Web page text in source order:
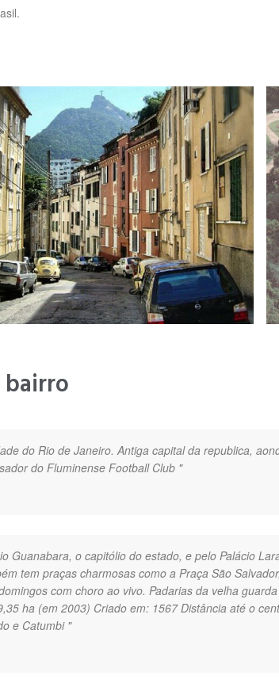
bairro
do Rio de Janeiro. Antiga capital da republica,
do Fluminense Football Club "
Guanabara, o capitólio do estado, e pelo Palácio
tem praças charmosas como a Praça São
com choro ao vivo. Padarias da velha
ha (em 2003) Criado em: 1567 Distância até o
e Catumbi "